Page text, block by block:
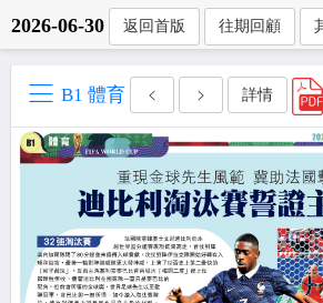
2026-06-30 返回首版 往期回顧
B1 體育 詳情